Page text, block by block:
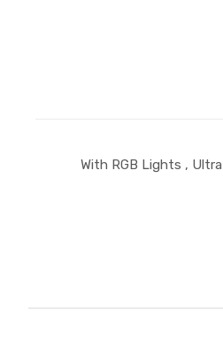
With RGB Lights ,